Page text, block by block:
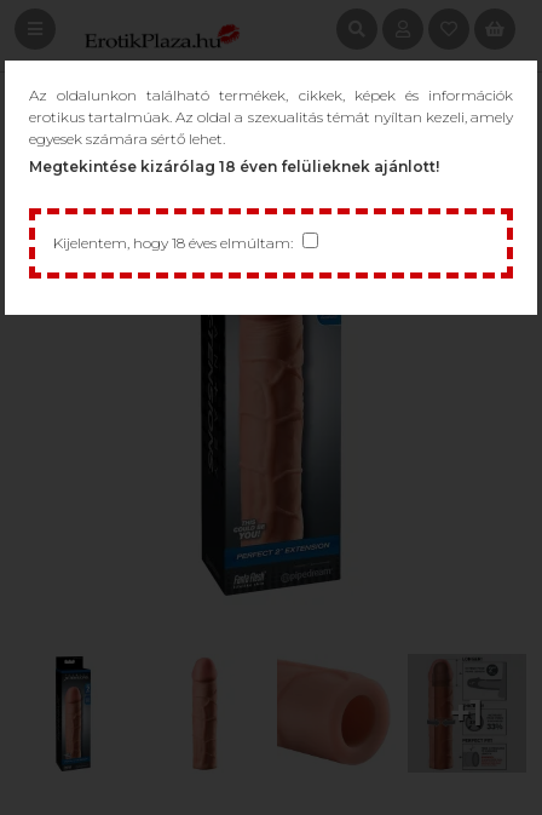
Az oldalunkon található termékek, cikkek, képek és információk
erotikus tartalmúak. Az oldal a szexualitás témát nyíltan kezeli, amely
egyesek számára sértő lehet.
Megtekintése kizárólag 18 éven felülieknek ajánlott!
Kijelentem, hogy 18 éves elmúltam:
+1